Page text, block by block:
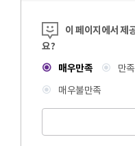
콘텐츠 만족도 조사
이 페이지에서 제
요?
매우만족
만족
매우불만족